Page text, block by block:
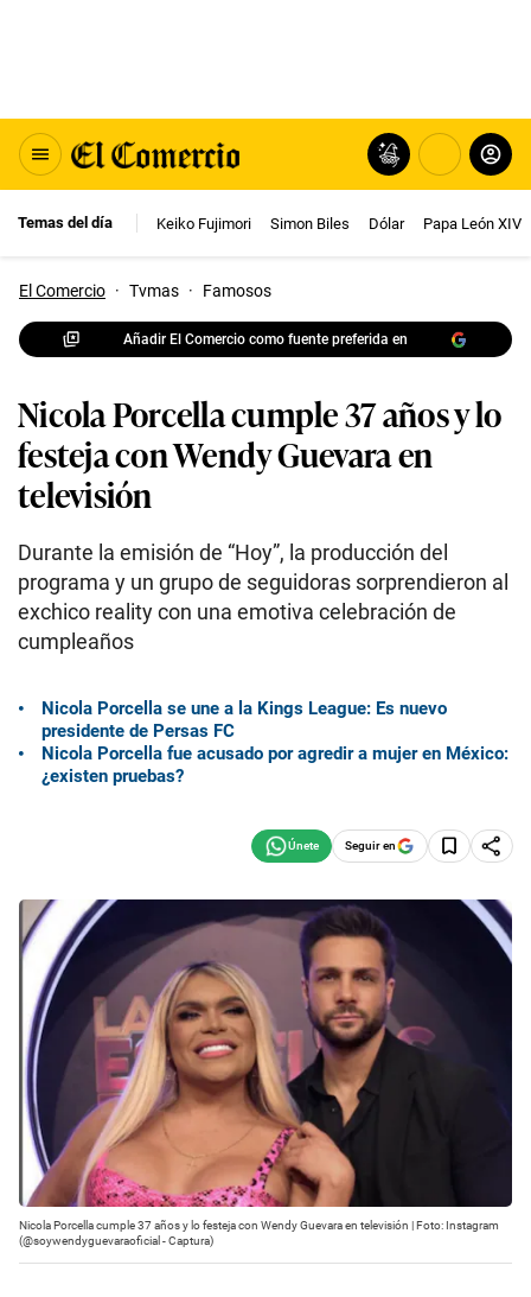
Temas del día Keiko Fujimori Simon Biles Dólar Papa León XIV
El Comercio · Tvmas · Famosos
Añadir El Comercio como fuente preferida en
Nicola Porcella cumple 37 años y lo
festeja con Wendy Guevara en
televisión
Durante la emisión de “Hoy”, la producción del
programa y un grupo de seguidoras sorprendieron al
exchico reality con una emotiva celebración de
cumpleaños
Nicola Porcella se une a la Kings League: Es nuevo
presidente de Persas FC
Nicola Porcella fue acusado por agredir a mujer en México:
¿existen pruebas?
Seguir en
Nicola Porcella cumple 37 años y lo festeja con Wendy Guevara en televisión | Foto: Instagram
(@soywendyguevaraoficial - Captura)